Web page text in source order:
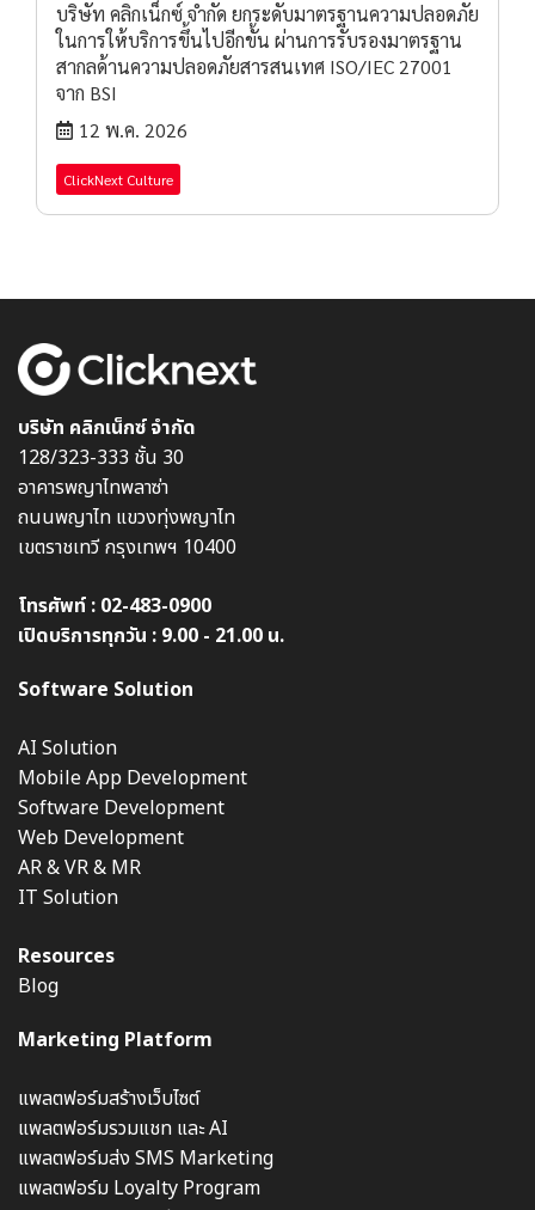
บริษัท คลิกเน็กซ์ จำกัด ยกระดับมาตรฐานความปลอดภัย
ในการให้บริการขึ้นไปอีกขั้น ผ่านการรับรองมาตรฐาน
สากลด้านความปลอดภัยสารสนเทศ ISO/IEC 27001
จาก BSI
12 พ.ค. 2026
ClickNext Culture
บริษัท คลิกเน็กซ์ จำกัด
128/323-333 ชั้น 30
อาคารพญาไทพลาซ่า
ถนนพญาไท แขวงทุ่งพญาไท
เขตราชเทวี กรุงเทพฯ 10400
โทรศัพท์ : 02-483-0900
เปิดบริการทุกวัน : 9.00 - 21.00 น.
Software Solution
AI Solution
Mobile App Development
Software Development
Web Development
AR & VR & MR
IT Solution
Resources
Blog
Marketing Platform
แพลตฟอร์มสร้างเว็บไซต์
แพลตฟอร์มรวมแชท และ AI
แพลตฟอร์มส่ง SMS Marketing
แพลตฟอร์ม Loyalty Program